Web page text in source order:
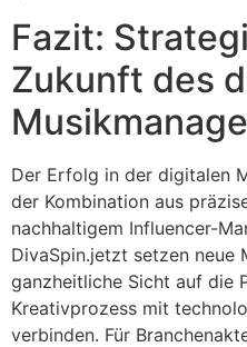
Fazit:
Zukunft des
Der Erfolg in der digitalen
der Kombination aus
nachhaltigem Influencer-
DivaSpin.jetzt setzen neue
ganzheitliche Sicht auf die
Kreativprozess mit
verbinden. Für